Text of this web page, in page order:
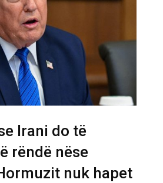
Irani do të
rëndë nëse
nuk hapet